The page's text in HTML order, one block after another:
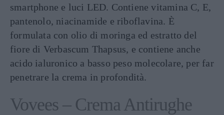
smartphone e luci LED. Contiene vitamina C, E,
pantenolo, niacinamide e riboflavina. È
formulata con olio di moringa ed estratto del
fiore di Verbascum Thapsus, e contiene anche
acido ialuronico a basso peso molecolare, per far
penetrare la crema in profondità.
Vovees – Crema Antirughe